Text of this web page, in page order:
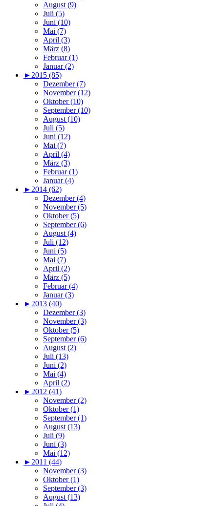
August (9)
Juli (5)
Juni (10)
Mai (7)
April (3)
März (8)
Februar (1)
Januar (2)
► 2015 (85)
Dezember (7)
November (12)
Oktober (10)
September (10)
August (10)
Juli (5)
Juni (12)
Mai (7)
April (4)
März (3)
Februar (1)
Januar (4)
► 2014 (62)
Dezember (4)
November (5)
Oktober (5)
September (6)
August (4)
Juli (12)
Juni (5)
Mai (7)
April (2)
März (5)
Februar (4)
Januar (3)
► 2013 (40)
Dezember (3)
November (3)
Oktober (5)
September (6)
August (2)
Juli (13)
Juni (2)
Mai (4)
April (2)
► 2012 (41)
November (2)
Oktober (1)
September (1)
August (13)
Juli (9)
Juni (3)
Mai (12)
► 2011 (44)
November (3)
Oktober (1)
September (3)
August (13)